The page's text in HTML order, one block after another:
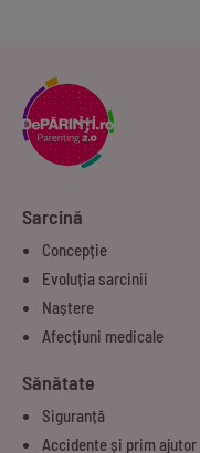
Sarcină
Concepție
Evoluția sarcinii
Naștere
Afecțiuni medicale
Sănătate
Siguranță
Accidente și prim ajutor